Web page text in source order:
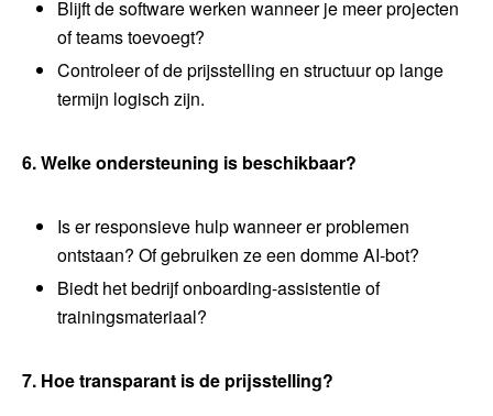
Blijft de software werken wanneer je meer projecten
of teams toevoegt?
Controleer of de prijsstelling en structuur op lange
termijn logisch zijn.
6. Welke ondersteuning is beschikbaar?
Is er responsieve hulp wanneer er problemen
ontstaan? Of gebruiken ze een domme AI-bot?
Biedt het bedrijf onboarding-assistentie of
trainingsmateriaal?
7. Hoe transparant is de prijsstelling?